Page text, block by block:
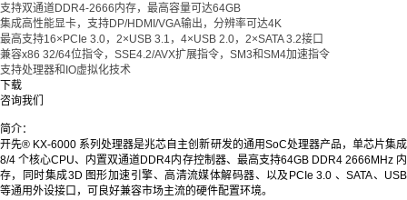
支持双通道DDR4-2666内存，最高容量可达64GB
集成高性能显卡，支持DP/HDMI/VGA输出，分辨率可达4K
最高支持16×PCIe 3.0，2×USB 3.1，4×USB 2.0，2×SATA 3.2接口
兼容x86 32/64位指令，SSE4.2/AVX扩展指令，SM3和SM4加速指令
支持处理器和IO虚拟化技术
下载
咨询我们
简介：
开先® KX-6000 系列处理器是兆芯自主创新研发的通用SoC处理器产品，单芯片集成
8/4 个核心CPU、内置双通道DDR4内存控制器、最高支持64GB DDR4 2666MHz 内
存，同时集成3D 图形加速引擎、高清流媒体解码器、以及PCIe 3.0 、SATA、USB
等通用外设接口，可良好兼容市场主流的硬件配置环境。